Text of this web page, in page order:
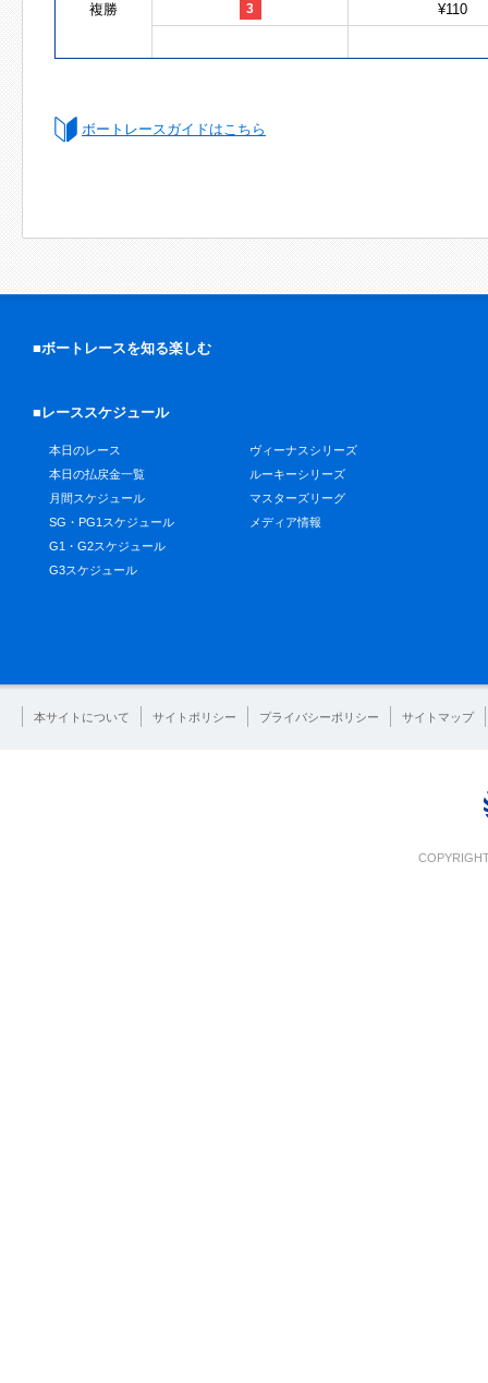
複勝 3 ¥110
ボートレースガイドはこちら
■ボートレースを知る楽しむ
■レーススケジュール
本日のレース
本日の払戻金一覧
月間スケジュール
SG・PG1スケジュール
G1・G2スケジュール
G3スケジュール
ヴィーナスシリーズ
ルーキーシリーズ
マスターズリーグ
メディア情報
本サイトについて サイトポリシー プライバシーポリシー サイトマップ